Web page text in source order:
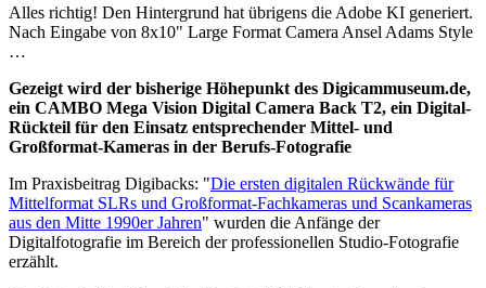
Alles richtig! Den Hintergrund hat übrigens die Adobe KI generiert.
Nach Eingabe von 8x10" Large Format Camera Ansel Adams Style
…
Gezeigt wird der bisherige Höhepunkt des Digicammuseum.de,
ein CAMBO Mega Vision Digital Camera Back T2, ein Digital-
Rückteil für den Einsatz entsprechender Mittel- und
Großformat-Kameras in der Berufs-Fotografie
Im Praxisbeitrag Digibacks: "Die ersten digitalen Rückwände für
Mittelformat SLRs und Großformat-Fachkameras und Scankameras
aus den Mitte 1990er Jahren" wurden die Anfänge der
Digitalfotografie im Bereich der professionellen Studio-Fotografie
erzählt.